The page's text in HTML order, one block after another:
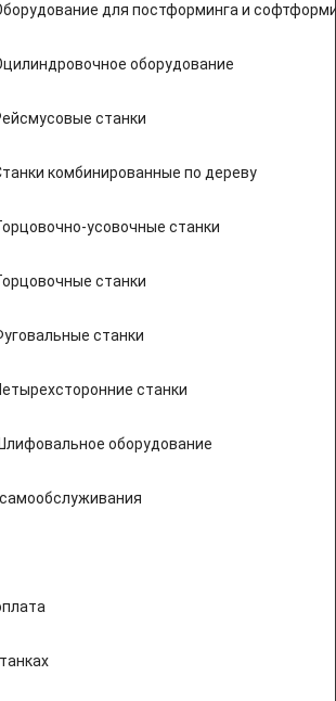
для постформинга и
оборудование
станки
комбинированные по дереву
усовочные станки
станки
станки
станки
оборудование